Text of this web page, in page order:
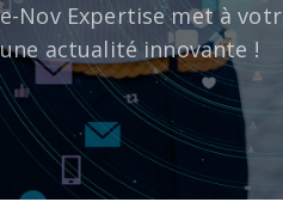
e-Nov Expertise met à
une actualité innovante !